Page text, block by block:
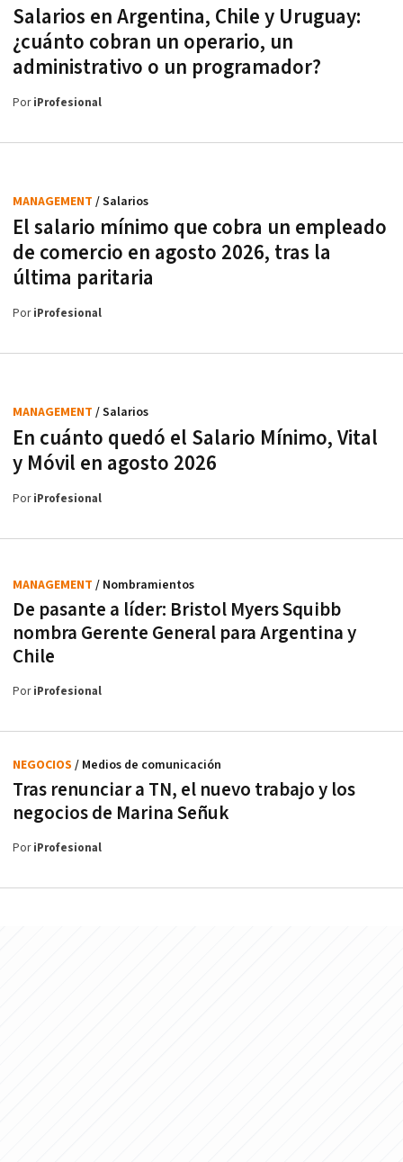
Salarios en Argentina, Chile y Uruguay:
¿cuánto cobran un operario, un
administrativo o un programador?
PoriProfesional
El salario mínimo que cobra un empleado
de comercio en agosto 2026, tras la
última paritaria
MANAGEMENT / Salarios
PoriProfesional
En cuánto quedó el Salario Mínimo, Vital
y Móvil en agosto 2026
MANAGEMENT / Salarios
PoriProfesional
De pasante a líder: Bristol Myers Squibb
nombra Gerente General para Argentina y
Chile
MANAGEMENT / Nombramientos
PoriProfesional
Tras renunciar a TN, el nuevo trabajo y los
negocios de Marina Señuk
NEGOCIOS / Medios de comunicación
PoriProfesional